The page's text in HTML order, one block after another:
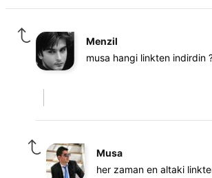
Menzil
musa hangi linkten indirdin
Musa
her zaman en altaki